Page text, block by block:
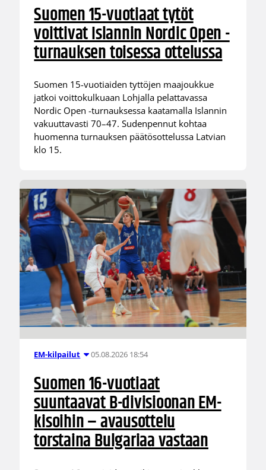
Suomen 15-vuotiaat tytöt
voittivat Islannin Nordic Open -
turnauksen toisessa ottelussa
Suomen 15-vuotiaiden tyttöjen maajoukkue
jatkoi voittokulkuaan Lohjalla pelattavassa
Nordic Open -turnauksessa kaatamalla Islannin
vakuuttavasti 70–47. Sudenpennut kohtaa
huomenna turnauksen päätösottelussa Latvian
klo 15.
EM-kilpailut 05.08.2026 18:54
Suomen 16-vuotiaat
suuntaavat B-divisioonan EM-
kisoihin – avausottelu
torstaina Bulgariaa vastaan